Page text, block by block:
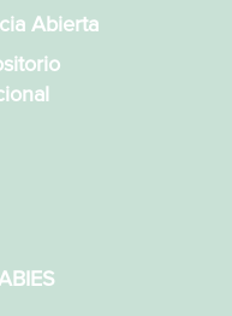
Abierta